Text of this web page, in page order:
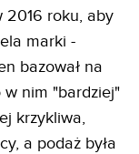
2016 roku, aby
marki -
bazował na
w nim "bardziej"
krzykliwa,
a podaż była